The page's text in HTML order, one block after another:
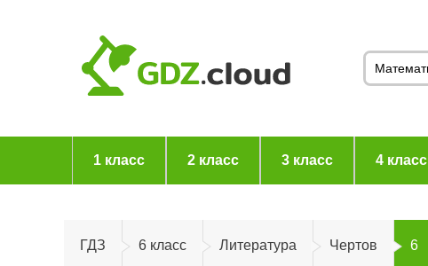
1 класс 2 класс 3 класс 4 класс
ГДЗ 6 класс Литература Чертов 6